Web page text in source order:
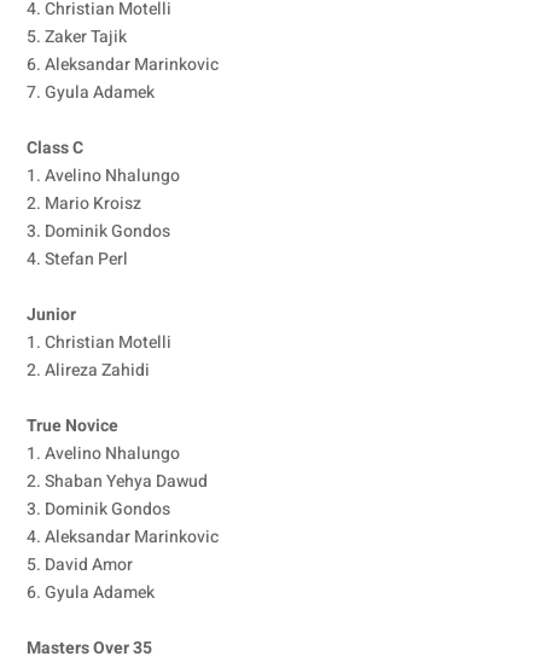
4. Christian Motelli
5. Zaker Tajik
6. Aleksandar Marinkovic
7. Gyula Adamek
Class C
1. Avelino Nhalungo
2. Mario Kroisz
3. Dominik Gondos
4. Stefan Perl
Junior
1. Christian Motelli
2. Alireza Zahidi
True Novice
1. Avelino Nhalungo
2. Shaban Yehya Dawud
3. Dominik Gondos
4. Aleksandar Marinkovic
5. David Amor
6. Gyula Adamek
Masters Over 35